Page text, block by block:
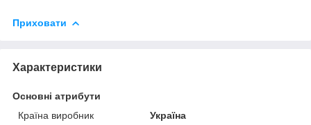
Приховати
Характеристики
Основні атрибути
Країна виробник
Україна